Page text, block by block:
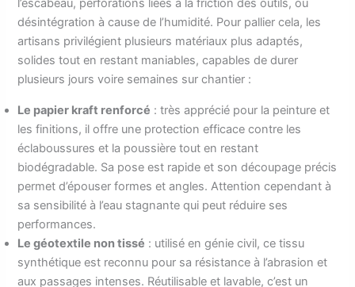
l’escabeau, perforations liées à la friction des outils, ou
désintégration à cause de l’humidité. Pour pallier cela, les
artisans privilégient plusieurs matériaux plus adaptés,
solides tout en restant maniables, capables de durer
plusieurs jours voire semaines sur chantier :
Le papier kraft renforcé : très apprécié pour la peinture et
les finitions, il offre une protection efficace contre les
éclaboussures et la poussière tout en restant
biodégradable. Sa pose est rapide et son découpage précis
permet d’épouser formes et angles. Attention cependant à
sa sensibilité à l’eau stagnante qui peut réduire ses
performances.
Le géotextile non tissé : utilisé en génie civil, ce tissu
synthétique est reconnu pour sa résistance à l’abrasion et
aux passages intenses. Réutilisable et lavable, c’est un